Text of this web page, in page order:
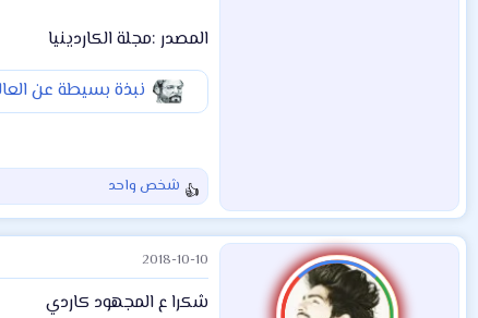
المصدر :مجلة الكاردينيا
نبذة بسيطة عن
ا
ل
ت
ف
ا
ع
شخص واحد
2018-10-10
شكرا ع المجهود كاردي